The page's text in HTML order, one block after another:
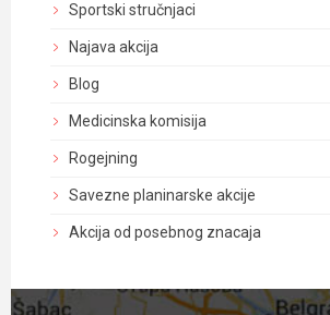
Sportski stručnjaci
Najava akcija
Blog
Medicinska komisija
Rogejning
Savezne planinarske akcije
Akcija od posebnog znacaja